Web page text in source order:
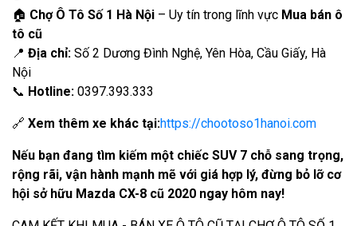
🏠 Chợ Ô Tô Số 1 Hà Nội – Uy tín trong lĩnh vực Mua bán ô
tô cũ
📍 Địa chỉ: Số 2 Dương Đình Nghệ, Yên Hòa, Cầu Giấy, Hà
Nội
📞 Hotline: 0397.393.333
🔗 Xem thêm xe khác tại:https://chootoso1hanoi.com
Nếu bạn đang tìm kiếm một chiếc SUV 7 chỗ sang trọng,
rộng rãi, vận hành mạnh mẽ với giá hợp lý, đừng bỏ lỡ cơ
hội sở hữu Mazda CX-8 cũ 2020 ngay hôm nay!